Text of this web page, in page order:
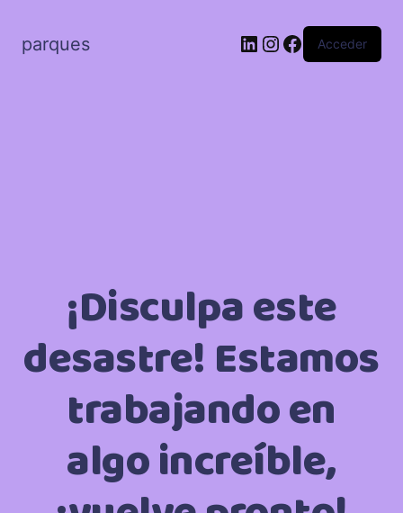
parques LinkedIn
Instagram
Facebook
Acceder
¡Disculpa este
desastre! Estamos
trabajando en
algo increíble,